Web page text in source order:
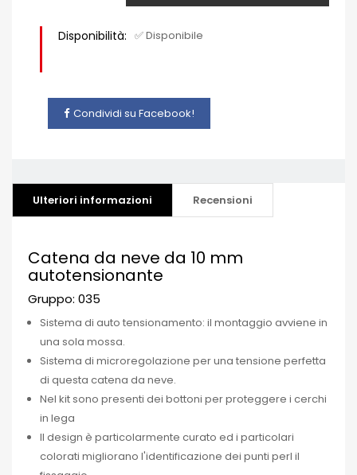
Disponibilità: ✅ Disponibile
Condividi su Facebook!
Ulteriori informazioni Recensioni
Catena da neve da 10 mm
autotensionante
Gruppo: 035
Sistema di auto tensionamento: il montaggio avviene in
una sola mossa.
Sistema di microregolazione per una tensione perfetta
di questa catena da neve.
Nel kit sono presenti dei bottoni per proteggere i cerchi
in lega
Il design è particolarmente curato ed i particolari
colorati migliorano l'identificazione dei punti perl il